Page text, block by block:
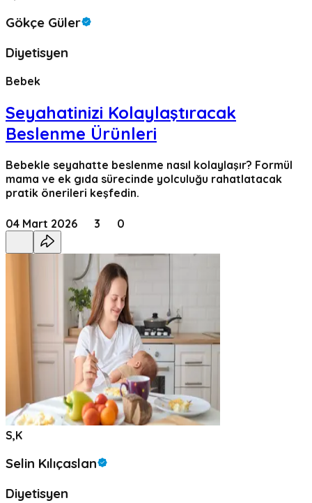
Gökçe Güler
Diyetisyen
Bebek
Seyahatinizi Kolaylaştıracak
Beslenme Ürünleri
Bebekle seyahatte beslenme nasıl kolaylaşır? Formül
mama ve ek gıda sürecinde yolculuğu rahatlatacak
pratik önerileri keşfedin.
04 Mart 2026 3 0
S,K
Selin Kılıçaslan
Diyetisyen